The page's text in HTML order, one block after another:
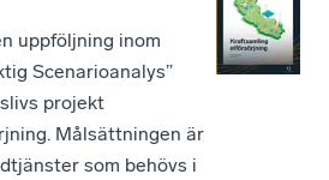
uppföljning inom
Scenarioanalys”
projekt
Målsättningen är
som behövs i